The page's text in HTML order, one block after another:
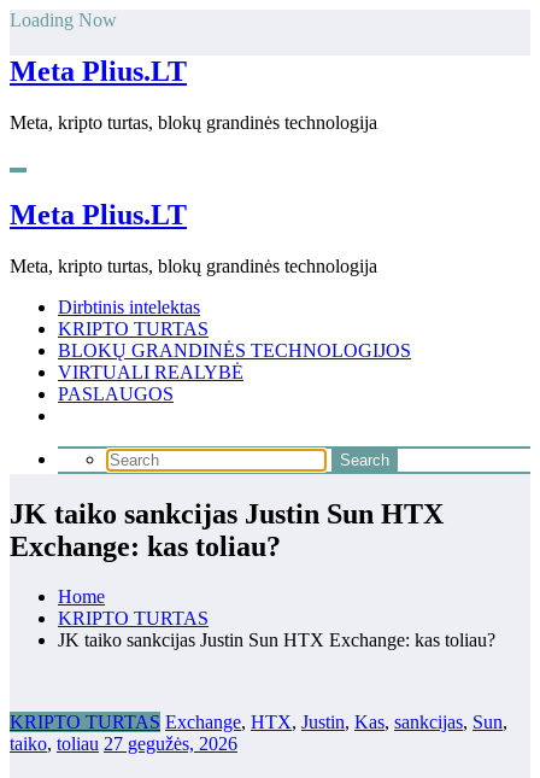
Skip
content
Loading Now
Meta Plius.LT
Meta, kripto turtas, blokų grandinės technologija
Meta Plius.LT
Meta, kripto turtas, blokų grandinės technologija
Dirbtinis intelektas
KRIPTO TURTAS
BLOKŲ GRANDINĖS TECHNOLOGIJOS
VIRTUALI REALYBĖ
PASLAUGOS
JK taiko sankcijas Justin Sun HTX
Exchange: kas toliau?
Home
KRIPTO TURTAS
JK taiko sankcijas Justin Sun HTX Exchange: kas toliau?
KRIPTO TURTAS Exchange, HTX, Justin, Kas, sankcijas, Sun,
taiko, toliau 27 gegužės, 2026